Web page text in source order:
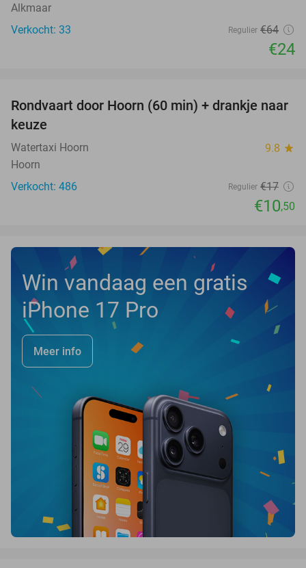
Alkmaar
Verkocht: 33
Regulier €64
€24
38%
Rondvaart door Hoorn (60 min) + drankje naar
keuze
Watertaxi Hoorn 9.8 star
Hoorn
Verkocht: 486
Regulier €17
€10,50
Win vandaag een gratis
iPhone 17 Pro
Meer info